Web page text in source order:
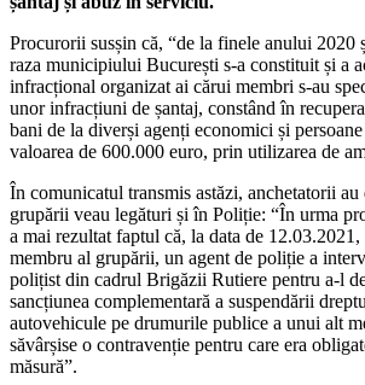
Procurorii susșin că, “de la finele anului 2020
raza municipiului București s-a constituit și a
infracțional organizat ai cărui membri s-au
unor infracțiuni de șantaj, constând în
bani de la diverși agenți economici și
valoarea de 600.000 euro, prin utilizarea de
În comunicatul transmis astăzi, anchetatorii
grupării veau legături și în Poliție: “În urma
a mai rezultat faptul că, la data de
membru al grupării, un agent de poliție a
polițist din cadrul Brigăzii Rutiere pentru a-l
sancțiunea complementară a suspendării
autovehicule pe drumurile publice a unui alt
săvârșise o contravenție pentru care era
măsură”.